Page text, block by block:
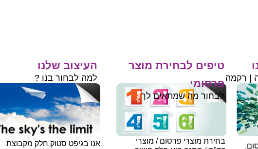
אנו בגיפט סטוק חלק מקבוצת
בחירת מוצרי פרסום / מוצרי
טיפים לבחירת מוצר
פרסומי
לבחור מה שמתאים לך
העיצוב שלנו
למה לבחור בנו ? | רקמה